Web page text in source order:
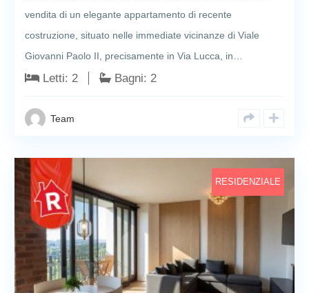
vendita di un elegante appartamento di recente
costruzione, situato nelle immediate vicinanze di Viale
Giovanni Paolo II, precisamente in Via Lucca, in…
Letti: 2 Bagni: 2
Team
RESIDENZIALE